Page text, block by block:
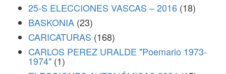
25-S ELECCIONES VASCAS – 2016 (18)
BASKONIA (23)
CARICATURAS (168)
CARLOS PEREZ URALDE "Poemario 1973-
1974" (1)